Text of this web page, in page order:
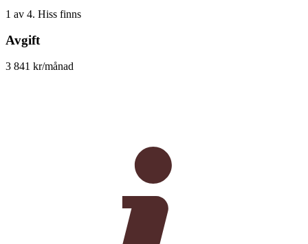
1 av 4. Hiss finns
Avgift
3 841 kr/månad